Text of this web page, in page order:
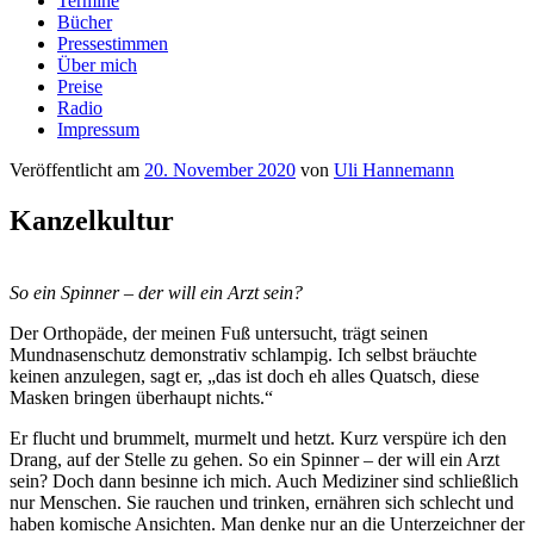
Bücher
Pressestimmen
Über mich
Preise
Radio
Impressum
Veröffentlicht am 20. November 2020 von Uli Hannemann
Kanzelkultur
So ein Spinner – der will ein Arzt sein?
Der Orthopäde, der meinen Fuß untersucht, trägt seinen
Mundnasenschutz demonstrativ schlampig. Ich selbst bräuchte
keinen anzulegen, sagt er, „das ist doch eh alles Quatsch, diese
Masken bringen überhaupt nichts.“
Er flucht und brummelt, murmelt und hetzt. Kurz verspüre ich den
Drang, auf der Stelle zu gehen. So ein Spinner – der will ein Arzt
sein? Doch dann besinne ich mich. Auch Mediziner sind schließlich
nur Menschen. Sie rauchen und trinken, ernähren sich schlecht und
haben komische Ansichten. Man denke nur an die Unterzeichner der